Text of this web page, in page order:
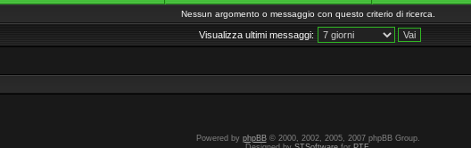
Nessun argomento o messaggio con questo criterio di ricerca.
Visualizza ultimi messaggi:
Powered by phpBB© 2000, 2002, 2005, 2007 phpBB Group.